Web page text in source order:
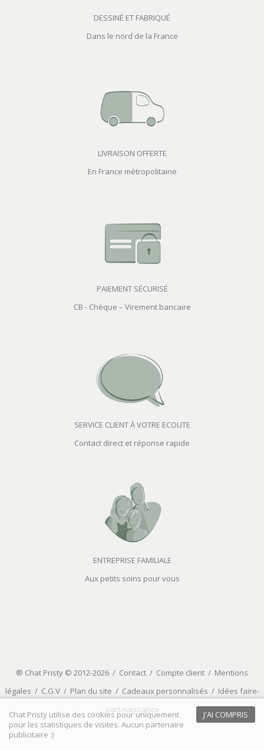
DESSINÉ ET FABRIQUÉ
Dans le nord de la France
LIVRAISON OFFERTE
En France métropolitaine
PAIEMENT SÉCURISÉ
CB - Chèque – Virement bancaire
SERVICE CLIENT À VOTRE ECOUTE
Contact direct et réponse rapide
ENTREPRISE FAMILIALE
Aux petits soins pour vous
® Chat Pristy © 2012-2026 / Contact / Compte client / Mentions
légales / C.G.V/ Plan du site / Cadeaux personnalisés / Idées faire-
part naissance
J'AI COMPRIS
Chat Pristy utilise des cookies pour uniquement
pour les statistiques de visites. Aucun partenaire
publicitaire :)